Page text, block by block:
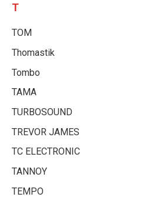
T
TOM
Thomastik
Tombo
TAMA
TURBOSOUND
TREVOR JAMES
TC ELECTRONIC
TANNOY
TEMPO